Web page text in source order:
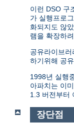
이런 DSO 구
가 실행프로
화되지도 않
램을 확장하
공유라이브
하기위해 공
1998년 실행
아파치는 이
1.3 버전부터
장단점